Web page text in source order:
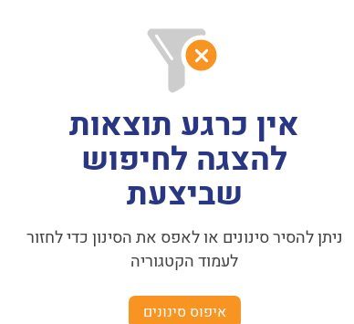
אין כרגע תוצאות
להצגה לחיפוש
שביצעת
ניתן להסיר סינונים או לאפס את הסינון כדי לחזור
לעמוד הקטגוריה
איפוס סינונים